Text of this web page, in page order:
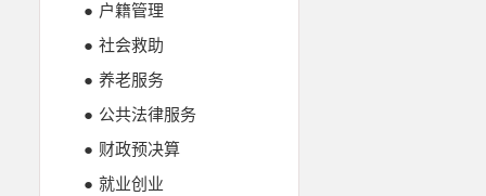
● 户籍管理
● 社会救助
● 养老服务
● 公共法律服务
● 财政预决算
● 就业创业